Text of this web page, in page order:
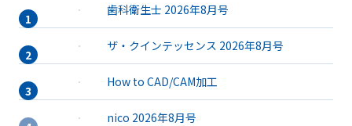
歯科衛生士 2026年8月号
ザ・クインテッセンス 2026年8月号
How to CAD/CAM加工
nico 2026年8月号